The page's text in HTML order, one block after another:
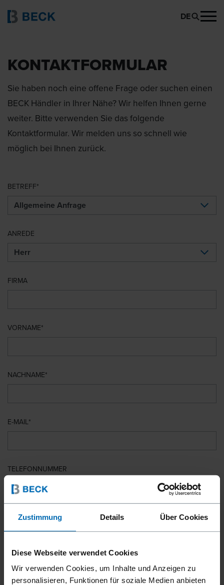
Zustimmung Details Über Cookies
Diese Webseite verwendet Cookies
Wir verwenden Cookies, um Inhalte und Anzeigen zu
personalisieren, Funktionen für soziale Medien anbieten
DE
KONTAKTFORMULAR
Sie haben noch eine offene Frage oder suchen einen
BECK Händler in Ihrer Nähe? Wir helfen Ihnen gerne
weiter. Bitte verwenden Sie das folgende
Kontaktformular. Wir melden uns so schnell wie
möglich bei Ihnen zurück.
BETREFF
ANREDE
FIRMA
VORNAME
NACHNAME
E-MAIL
TELEFONNUMMER
LAND
PLZ